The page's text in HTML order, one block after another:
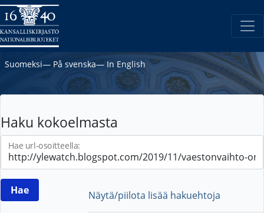
Suomeksi― På svenska― In English
Haku kokoelmasta
Hae url-osoitteella:
Näytä/piilota lisää hakuehtoja